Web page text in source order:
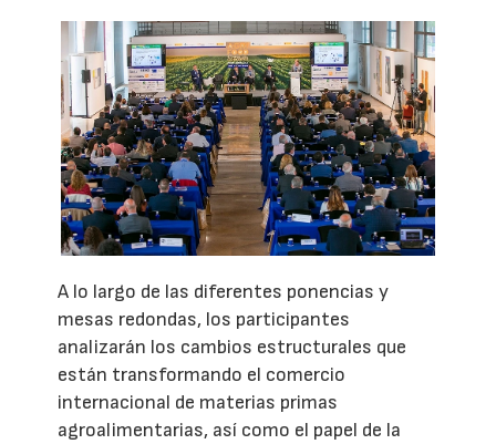
A lo largo de las diferentes ponencias y
mesas redondas, los participantes
analizarán los cambios estructurales que
están transformando el comercio
internacional de materias primas
agroalimentarias, así como el papel de la